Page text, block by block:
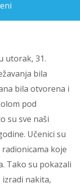
utorak, 31.
bila
bila otvorena i
pod
su sve naši
Učenici su
koje
Tako su pokazali
nakita,